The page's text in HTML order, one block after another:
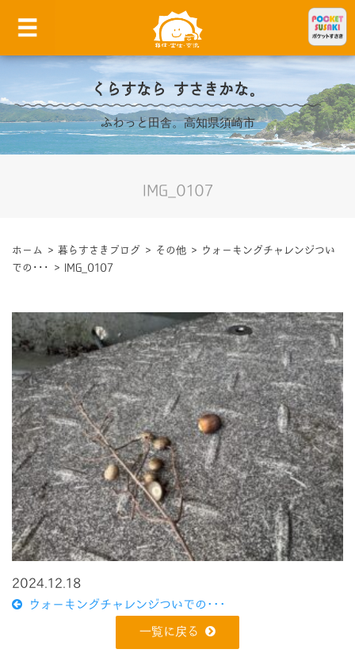
くらすなら すさきかな。
ふわっと田舎。高知県須崎市
IMG_0107
ホーム > 暮らすさきブログ > その他 >
ウォーキングチャレンジつい
での･･･
> IMG_0107
2024.12.18
ウォーキングチャレンジついでの･･･
一覧に戻る